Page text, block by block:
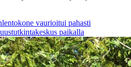
vaurioitui pahasti
paikalla